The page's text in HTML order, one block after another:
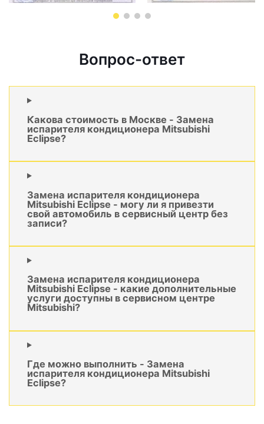
Вопрос-ответ
Какова стоимость в Москве - Замена
испарителя кондиционера Mitsubishi
Eclipse?
Замена испарителя кондиционера
Mitsubishi Eclipse - могу ли я привезти
свой автомобиль в сервисный центр без
записи?
Замена испарителя кондиционера
Mitsubishi Eclipse - какие дополнительные
услуги доступны в сервисном центре
Mitsubishi?
Где можно выполнить - Замена
испарителя кондиционера Mitsubishi
Eclipse?